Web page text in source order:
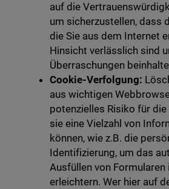
auf die
um sicherzustellen, dass
die Sie aus dem Internet
Hinsicht verlässlich sind
Überraschungen
Cookie-Verfolgung:
aus wichtigen
potenzielles Risiko für
sie eine Vielzahl von
können, wie z.B. die
Identifizierung, um das
Ausfüllen von Formularen
erleichtern. Wer hier auf